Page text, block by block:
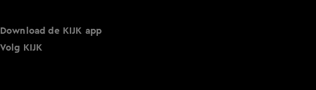
Download de KIJK app
Volg KIJK